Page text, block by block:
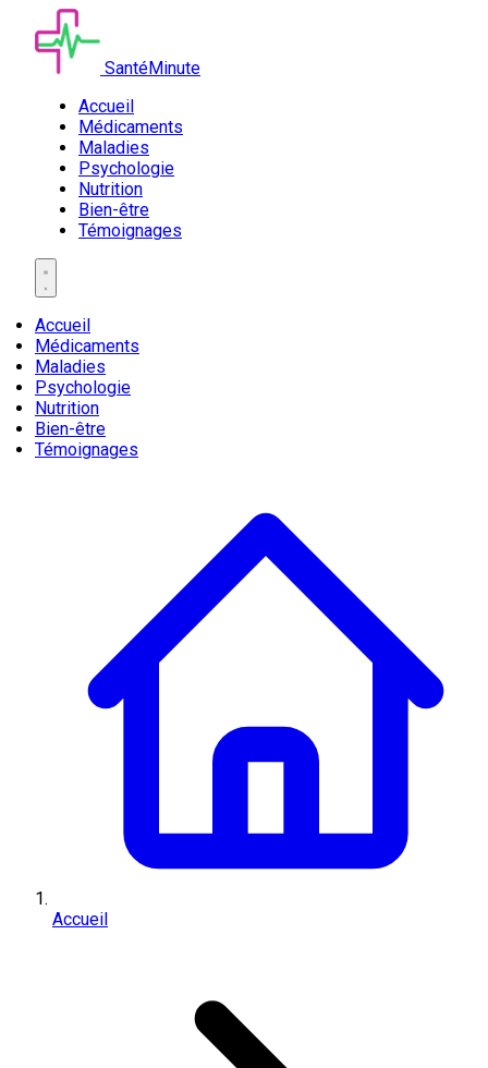
SantéMinute
Accueil
Médicaments
Maladies
Psychologie
Nutrition
Bien-être
Témoignages
Accueil
Médicaments
Maladies
Psychologie
Nutrition
Bien-être
Témoignages
Accueil